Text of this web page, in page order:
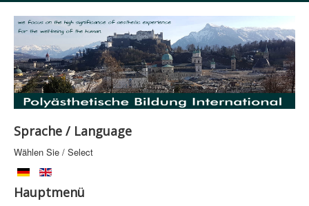
Sprache / Language
Wählen Sie / Select
Hauptmenü